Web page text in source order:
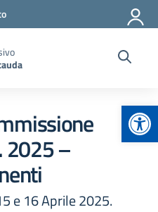
2025 –
e 16 Aprile 2025.